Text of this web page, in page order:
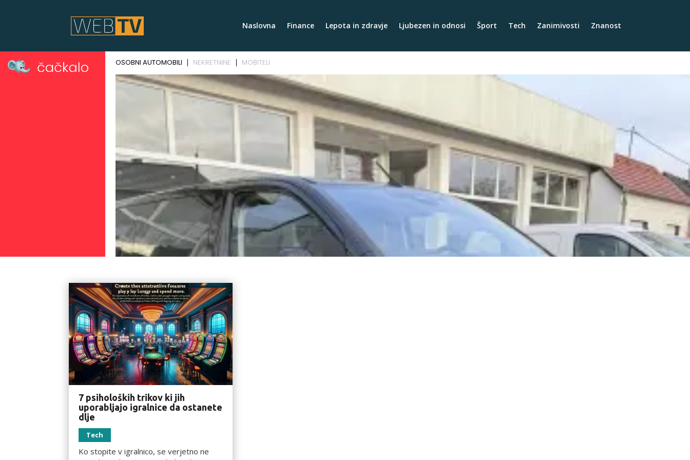
Naslovna Finance Lepota in zdravje Ljubezen in odnosi Šport Tech Zanimivosti Znanost
7 psiholoških trikov ki jih
uporabljajo igralnice da ostanete
dlje
Tech
Ko stopite v igralnico, se verjetno ne